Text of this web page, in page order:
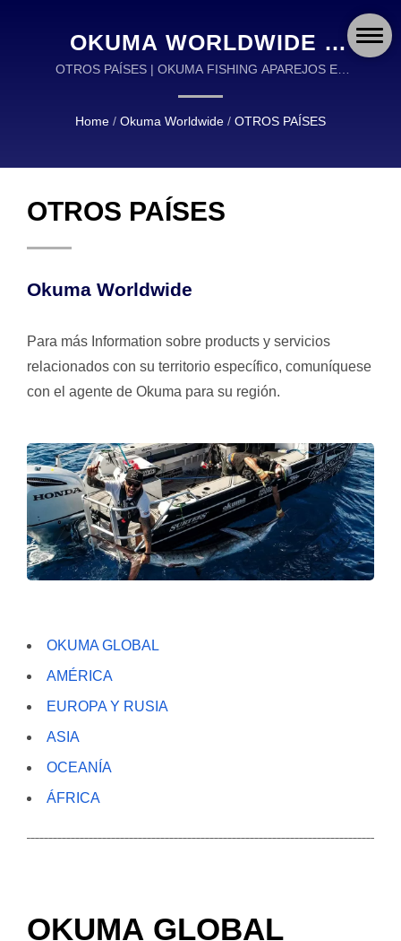
OKUMA WORLDWIDE |
OKUMA FISHING: EQUIPO
DE PESCA DE ALTA
POR 30 AÑOS DE
EXPERIENCIA
OTROS PAÍSES | OKUMA FISHING APAREJOS ES
DE APAREJOS DE PESCA DE ALTA CALIDAD.
Home / Okuma Worldwide / OTROS PAÍSES
OTROS PAÍSES
Okuma Worldwide
Para más Information sobre products y servicios
relacionados con su territorio específico, comuníquese
con el agente de Okuma para su región.
OKUMA GLOBAL
AMÉRICA
EUROPA Y RUSIA
ASIA
OCEANÍA
ÁFRICA
OKUMA GLOBAL